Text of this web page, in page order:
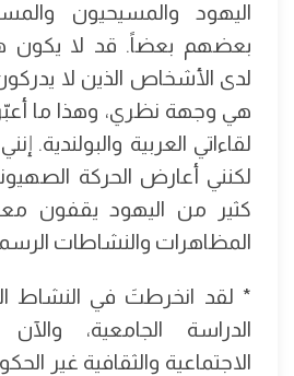
اليهود والمسيحيون
بعضهم بعضاً. قد لا يكون
لدى الأشخاص الذين لا
هي وجهة نظري، وهذا ما
لقاءاتي العربية والبولندية.
لكنني أعارض الحركة
كثير من اليهود يقفون
المظاهرات والنشاطات
* لقد انخرطتَ في النشاط
الدراسة الجامعية،
الاجتماعية والثقافية غير